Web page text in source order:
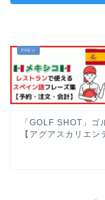
「GOLF SHOT」ゴ
【アグアスカリエン